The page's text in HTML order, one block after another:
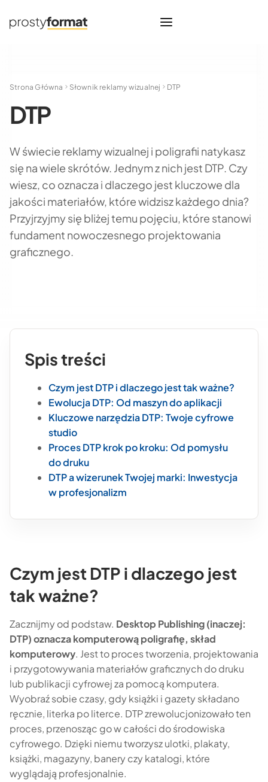
Strona Główna Słownik reklamy wizualnej DTP
DTP
W świecie reklamy wizualnej i poligrafii natykasz
się na wiele skrótów. Jednym z nich jest DTP. Czy
wiesz, co oznacza i dlaczego jest kluczowe dla
jakości materiałów, które widzisz każdego dnia?
Przyjrzyjmy się bliżej temu pojęciu, które stanowi
fundament nowoczesnego projektowania
graficznego.
Spis treści
Czym jest DTP i dlaczego jest tak ważne?
Ewolucja DTP: Od maszyn do aplikacji
Kluczowe narzędzia DTP: Twoje cyfrowe
studio
Proces DTP krok po kroku: Od pomysłu
do druku
DTP a wizerunek Twojej marki: Inwestycja
w profesjonalizm
Czym jest DTP i dlaczego jest
tak ważne?
Zacznijmy od podstaw. Desktop Publishing (inaczej:
DTP) oznacza komputerową poligrafię, skład
komputerowy. Jest to proces tworzenia, projektowania
i przygotowywania materiałów graficznych do druku
lub publikacji cyfrowej za pomocą komputera.
Wyobraź sobie czasy, gdy książki i gazety składano
ręcznie, literka po literce. DTP zrewolucjonizowało ten
proces, przenosząc go w całości do środowiska
cyfrowego. Dzięki niemu tworzysz ulotki, plakaty,
książki, magazyny, banery czy katalogi, które
wyglądają profesjonalnie.